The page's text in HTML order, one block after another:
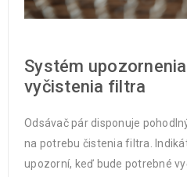
Systém
vyčistenia filtra
Odsávač pár disponuje
na potrebu čistenia filtra.
upozorní, keď bude potrebné